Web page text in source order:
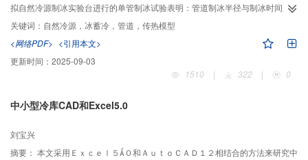
拟自然冷源制冰实验台进行的单管制冰试验表明：管道制冰半径与制冰时间呈
幂函数关系，一维传热模型解析解的计算结果是可靠的。
关键词： 自然冷源，冰蓄冷，管道，传热模型
<网络PDF> <引用本文>
更新时间： 2025-09-03
1510
| 322 | 0
中小型冷库CAD和Excel5.0
刘宝兴
摘要： 本文采用Ｅｘｃｅｌ５０和ＡｕｔｏＣＡＤ１２相结合的方法来研究中